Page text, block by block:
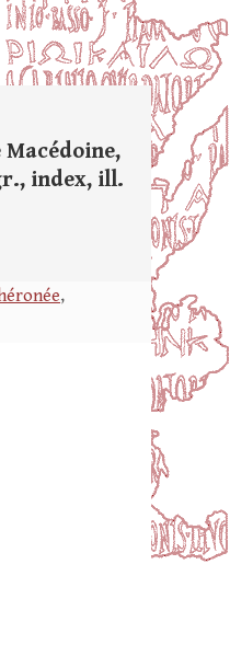
index, ill.
,